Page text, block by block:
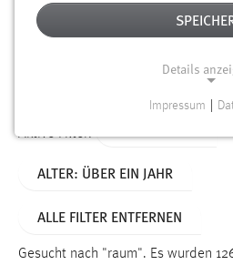
Alter
Aktive Filter:
ALTER: ÜBER EIN JAHR
ALLE FILTER ENTFERNEN
Gesucht nach "raum". Es wurden
Details
Funktionen und sind für die
Impressum